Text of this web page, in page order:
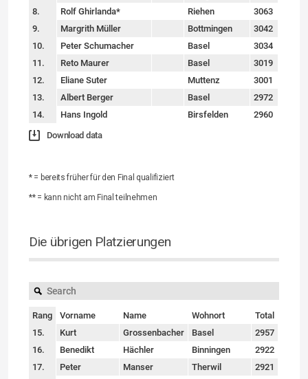
8.
Rolf Ghirlanda* Riehen
3063
9.
Margrith Müller Bottmingen
3042
10.
Peter Schumacher Basel
3034
11.
Reto Maurer Basel
3019
12.
Eliane Suter Muttenz
3001
13.
Albert Berger Basel
2972
14.
Hans Ingold Birsfelden 2960
Download data
* = bereits früher für den Final qualifiziert
** = kann nicht am Final teilnehmen
Die übrigen Platzierungen
Rang Vorname Name Wohnort
Total
15.
Kurt Grossenbacher Basel
2957
16.
Benedikt Hächler Binningen
2922
17.
Peter Manser Therwil
2921